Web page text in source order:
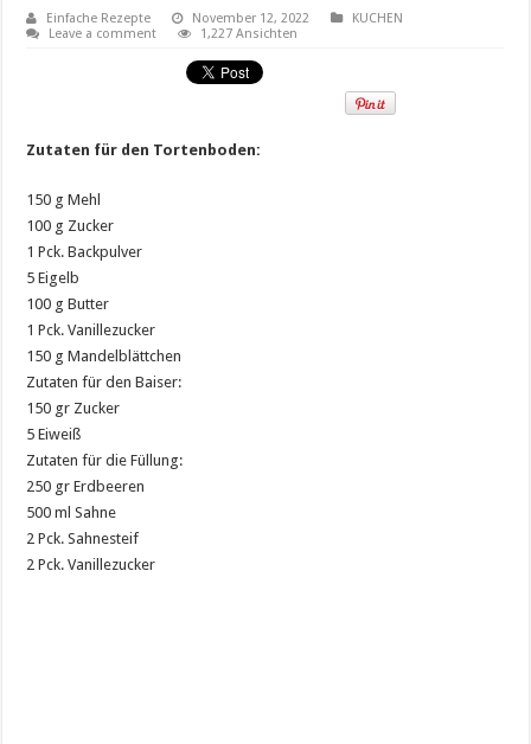
Einfache Rezepte November 12, 2022
KUCHEN
Leave a comment
1,227 Ansichten
Zutaten für den Tortenboden:
150 g Mehl
100 g Zucker
1 Pck. Backpulver
5 Eigelb
100 g Butter
1 Pck. Vanillezucker
150 g Mandelblättchen
Zutaten für den Baiser:
150 gr Zucker
5 Eiweiß
Zutaten für die Füllung:
250 gr Erdbeeren
500 ml Sahne
2 Pck. Sahnesteif
2 Pck. Vanillezucker